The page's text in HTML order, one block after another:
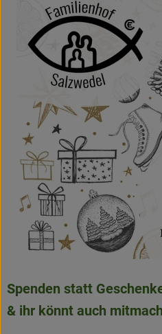
Spenden statt
& ihr könnt auch